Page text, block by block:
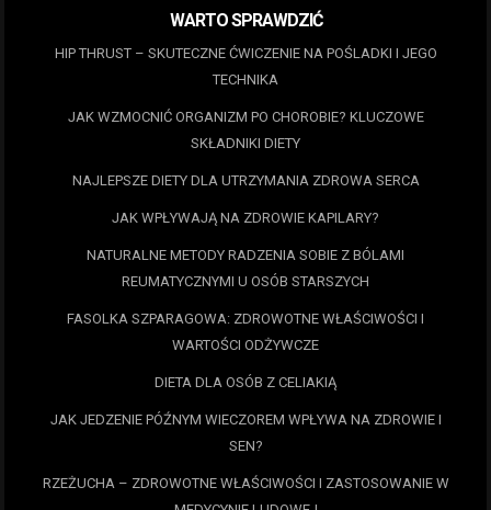
WARTO SPRAWDZIĆ
HIP THRUST – SKUTECZNE ĆWICZENIE NA POŚLADKI I JEGO
TECHNIKA
JAK WZMOCNIĆ ORGANIZM PO CHOROBIE? KLUCZOWE
SKŁADNIKI DIETY
NAJLEPSZE DIETY DLA UTRZYMANIA ZDROWA SERCA
JAK WPŁYWAJĄ NA ZDROWIE KAPILARY?
NATURALNE METODY RADZENIA SOBIE Z BÓLAMI
REUMATYCZNYMI U OSÓB STARSZYCH
FASOLKA SZPARAGOWA: ZDROWOTNE WŁAŚCIWOŚCI I
WARTOŚCI ODŻYWCZE
DIETA DLA OSÓB Z CELIAKIĄ
JAK JEDZENIE PÓŹNYM WIECZOREM WPŁYWA NA ZDROWIE I
SEN?
RZEŻUCHA – ZDROWOTNE WŁAŚCIWOŚCI I ZASTOSOWANIE W